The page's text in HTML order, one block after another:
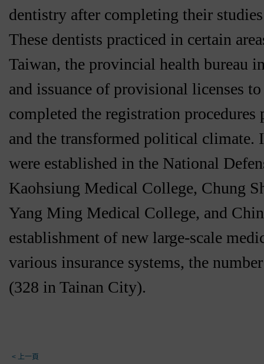
dentistry after completing their
These dentists practiced in certain
Taiwan, the provincial health bureau
and issuance of provisional licenses
completed the registration
and the transformed political climate.
were established in the National
Kaohsiung Medical College, Chung
Yang Ming Medical College, and
establishment of new large-scale
various insurance systems, the
(328 in Tainan City).
< 上一頁